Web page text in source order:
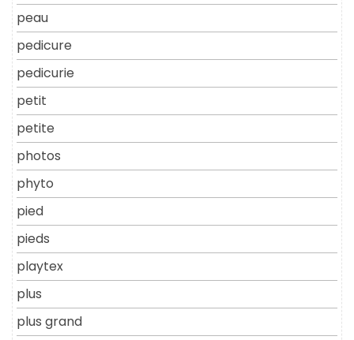
peau
pedicure
pedicurie
petit
petite
photos
phyto
pied
pieds
playtex
plus
plus grand